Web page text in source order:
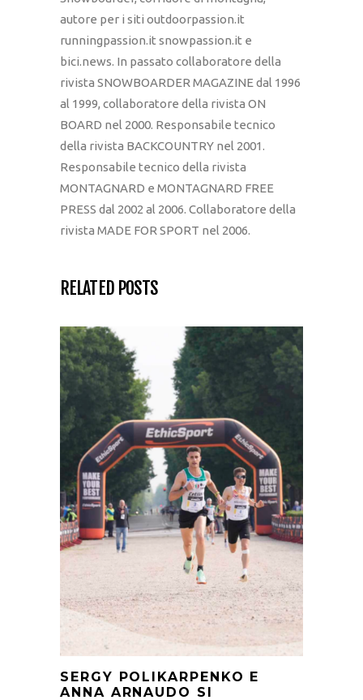
autore per i siti outdoorpassion.it
runningpassion.it snowpassion.it e
bici.news. In passato collaboratore della
rivista SNOWBOARDER MAGAZINE dal 1996
al 1999, collaboratore della rivista ON
BOARD nel 2000. Responsabile tecnico
della rivista BACKCOUNTRY nel 2001.
Responsabile tecnico della rivista
MONTAGNARD e MONTAGNARD FREE
PRESS dal 2002 al 2006. Collaboratore della
rivista MADE FOR SPORT nel 2006.
RELATED POSTS
SERGY POLIKARPENKO E
ANNA ARNAUDO SI